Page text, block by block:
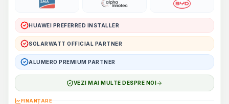
HUAWEI PREFERRED INSTALLER
SOLARWATT OFFICIAL PARTNER
ALUMERO PREMIUM PARTNER
VEZI MAI MULTE DESPRE NOI
FINANȚARE